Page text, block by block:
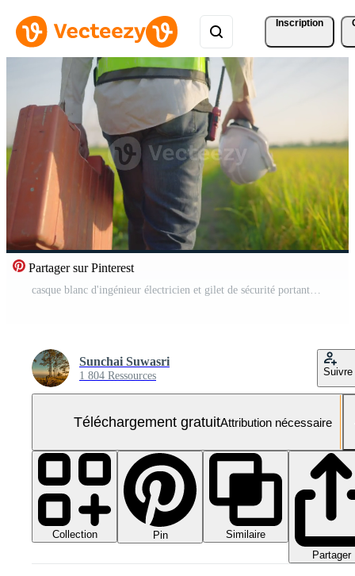
Inscription
Partager sur Pinterest
casque blanc d'ingénieur électricien et gilet de sécurité portant une boîte à outils marchant près de lignes électriques à haute tension vers la centrale électrique sur le terrain. Vidéo Gratuite
Sunchai Suwasri
1 804 Ressources Suivre
Téléchargement gratuitAttribution nécessaire
Collection Pin
Similaire
Partager